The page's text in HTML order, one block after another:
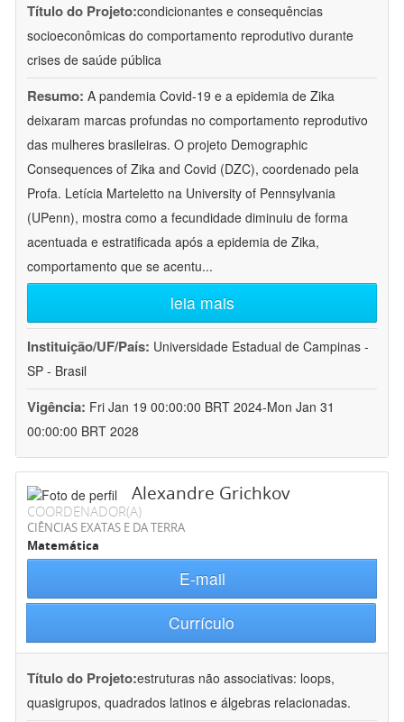
Título do Projeto:condicionantes e consequências
socioeconômicas do comportamento reprodutivo durante
crises de saúde pública
Resumo: A pandemia Covid-19 e a epidemia de Zika
deixaram marcas profundas no comportamento reprodutivo
das mulheres brasileiras. O projeto Demographic
Consequences of Zika and Covid (DZC), coordenado pela
Profa. Letícia Marteletto na University of Pennsylvania
(UPenn), mostra como a fecundidade diminuiu de forma
acentuada e estratificada após a epidemia de Zika,
comportamento que se acentu...
leia mais
Instituição/UF/País: Universidade Estadual de Campinas -
SP - Brasil
Vigência: Fri Jan 19 00:00:00 BRT 2024-Mon Jan 31
00:00:00 BRT 2028
Alexandre Grichkov
COORDENADOR(A)
CIÊNCIAS EXATAS E DA TERRA
Matemática
E-mail
Currículo
Título do Projeto:estruturas não associativas: loops,
quasigrupos, quadrados latinos e álgebras relacionadas.